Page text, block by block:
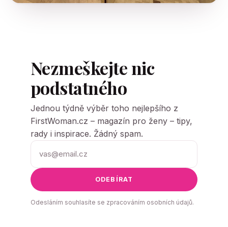
dopustit…
Nezmeškejte nic
podstatného
Jednou týdně výběr toho nejlepšího z
FirstWoman.cz – magazín pro ženy – tipy,
rady i inspirace. Žádný spam.
ODEBÍRAT
Odesláním souhlasíte se zpracováním osobních údajů.